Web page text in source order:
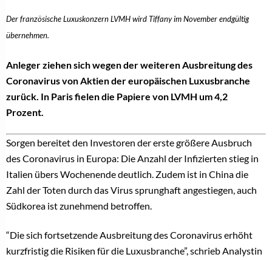
Der französische Luxuskonzern LVMH wird Tiffany im November endgültig
übernehmen.
Anleger ziehen sich wegen der weiteren Ausbreitung des
Coronavirus von Aktien der europäischen Luxusbranche
zurück. In Paris fielen die Papiere von LVMH um 4,2
Prozent.
Sorgen bereitet den Investoren der erste größere Ausbruch
des Coronavirus in Europa: Die Anzahl der Infizierten stieg in
Italien übers Wochenende deutlich. Zudem ist in China die
Zahl der Toten durch das Virus sprunghaft angestiegen, auch
Südkorea ist zunehmend betroffen.
“Die sich fortsetzende Ausbreitung des Coronavirus erhöht
kurzfristig die Risiken für die Luxusbranche”, schrieb Analystin